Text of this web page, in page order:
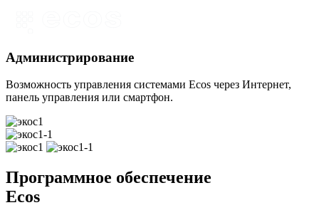
Администрирование
Возможность управления системами Ecos через Интернет,
панель управления или смартфон.
Программное обеспечение
Ecos